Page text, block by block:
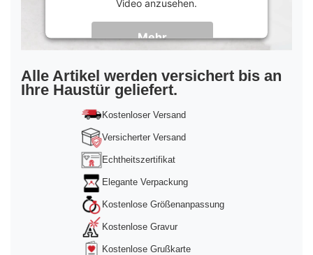
Video anzusehen.
Mehr
Informationen
Akzeptieren
powered byUsercentrics Consent
Management Platform&Trusted Shops
Alle Artikel werden versichert bis an
Ihre Haustür geliefert.
Kostenloser Versand
Versicherter Versand
Echtheitszertifikat
Elegante Verpackung
Kostenlose Größenanpassung
Kostenlose Gravur
Kostenlose Grußkarte